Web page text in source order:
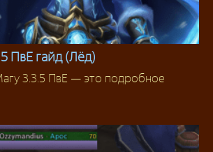
ПвЕ гайд (Лёд)
3.3.5 ПвЕ — это подробное